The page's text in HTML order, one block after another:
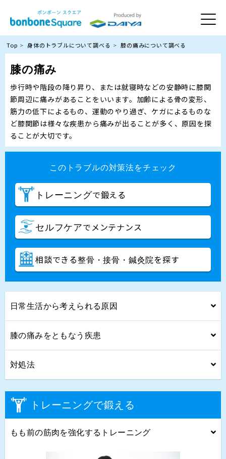
Top 身体のトラブルについて調べる 膝の痛みについて調べる
膝の痛み
歩行時や階段の降り昇り、または就寝時などの安静時に膝関
節周辺に痛みがあることをいいます。加齢による骨の変形、
筋力の低下によるもの、運動のやり過ぎ、ケガによるものな
ど膝関節は様々な疾患から痛みが出ることが多く、原因を探
ることが大切です。
このトラブルの対策法をチェック
トレーニングで鍛える
セルフケアでメンテナンス
相談できる整骨・接骨・鍼灸院を探す
日常生活から考えられる原因
膝の痛みをともなう疾患
対処法
トレーニングで鍛える
もも前の筋肉を強化するトレーニング